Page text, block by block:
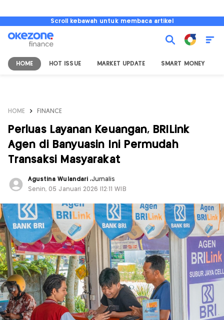
Scroll kebawah untuk membaca artikel
HOME HOT ISSUE MARKET UPDATE SMART MONEY
HOME FINANCE
Perluas Layanan Keuangan, BRILink
Agen di Banyuasin Ini Permudah
Transaksi Masyarakat
Agustina Wulandari ,Jurnalis
Senin, 05 Januari 2026 |12:11 WIB